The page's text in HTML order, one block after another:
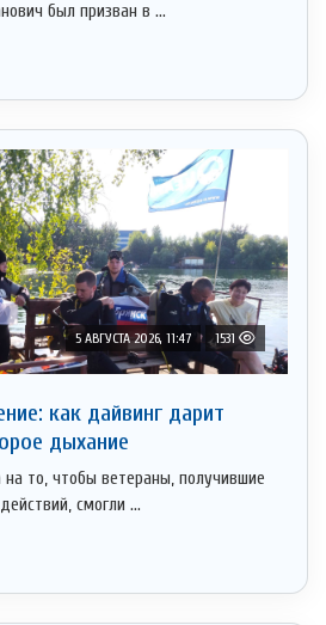
был призван в ...
5 АВГУСТА 2026, 11:47 1531
как дайвинг дарит
дыхание
на то, чтобы ветераны, получившие
смогли ...